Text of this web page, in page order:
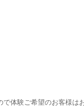
体験ご希望のお客様は